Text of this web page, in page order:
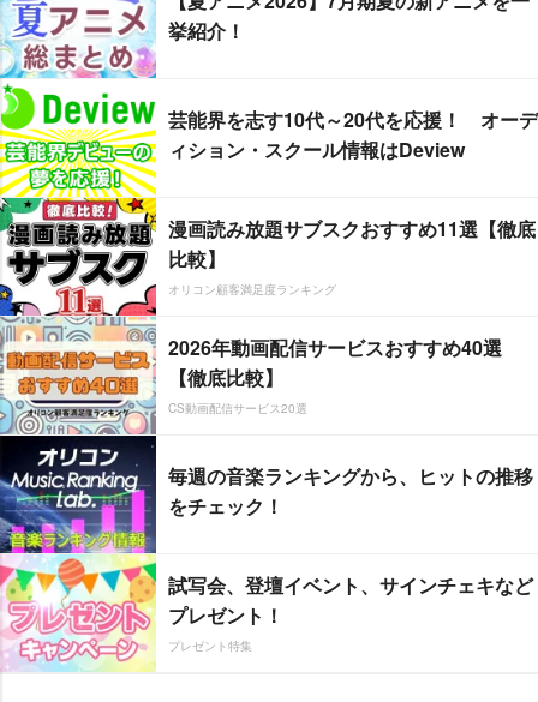
挙紹介！
芸能界を志す10代～20代を応援！ オーデ
ィション・スクール情報はDeview
漫画読み放題サブスクおすすめ11選【徹底
比較】
オリコン顧客満足度ランキング
2026年動画配信サービスおすすめ40選
【徹底比較】
CS動画配信サービス20選
毎週の音楽ランキングから、ヒットの推移
をチェック！
試写会、登壇イベント、サインチェキなど
プレゼント！
プレゼント特集